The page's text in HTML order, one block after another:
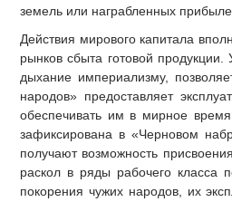
земель или награбленных
Действия мирового капитала
рынков сбыта готовой
дыхание империализму,
народов» предоставляет
обеспечивать им в мирное
зафиксирована в «Черновом
получают возможность
раскол в ряды рабочего класса
покорения чужих народов, их